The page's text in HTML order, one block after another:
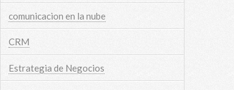
comunicacion en la nube
CRM
Estrategia de Negocios